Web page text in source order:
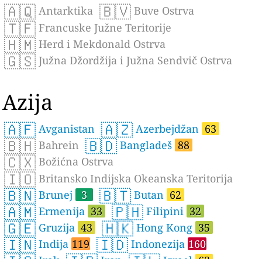
🇦🇶 Antarktika 🇧🇻 Buve Ostrva
🇹🇫 Francuske Južne Teritorije
🇭🇲 Herd i Mekdonald Ostrva
🇬🇸 Južna Džordžija i Južna Sendvič Ostrva
Azija
🇦🇫 Avganistan 🇦🇿 Azerbejdžan 63
🇧🇭 Bahrein 🇧🇩 Bangladeš 88
🇨🇽 Božićna Ostrva
🇮🇴 Britansko Indijska Okeanska Teritorija
🇧🇳 Brunej 3 🇧🇹 Butan 62
🇦🇲 Ermenija 33 🇵🇭 Filipini 32
🇬🇪 Gruzija 43 🇭🇰 Hong Kong 35
🇮🇳 Indija 119 🇮🇩 Indonezija 160